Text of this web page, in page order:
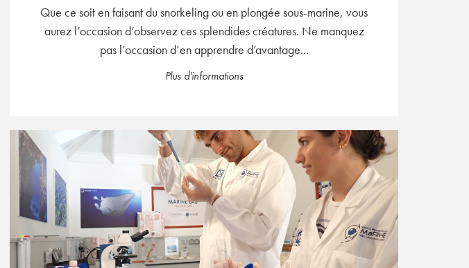
Que ce soit en faisant du snorkeling ou en plongée sous-marine, vous
aurez l’occasion d’observez ces splendides créatures. Ne manquez
pas l’occasion d’en apprendre d’avantage...
Plus d'informations